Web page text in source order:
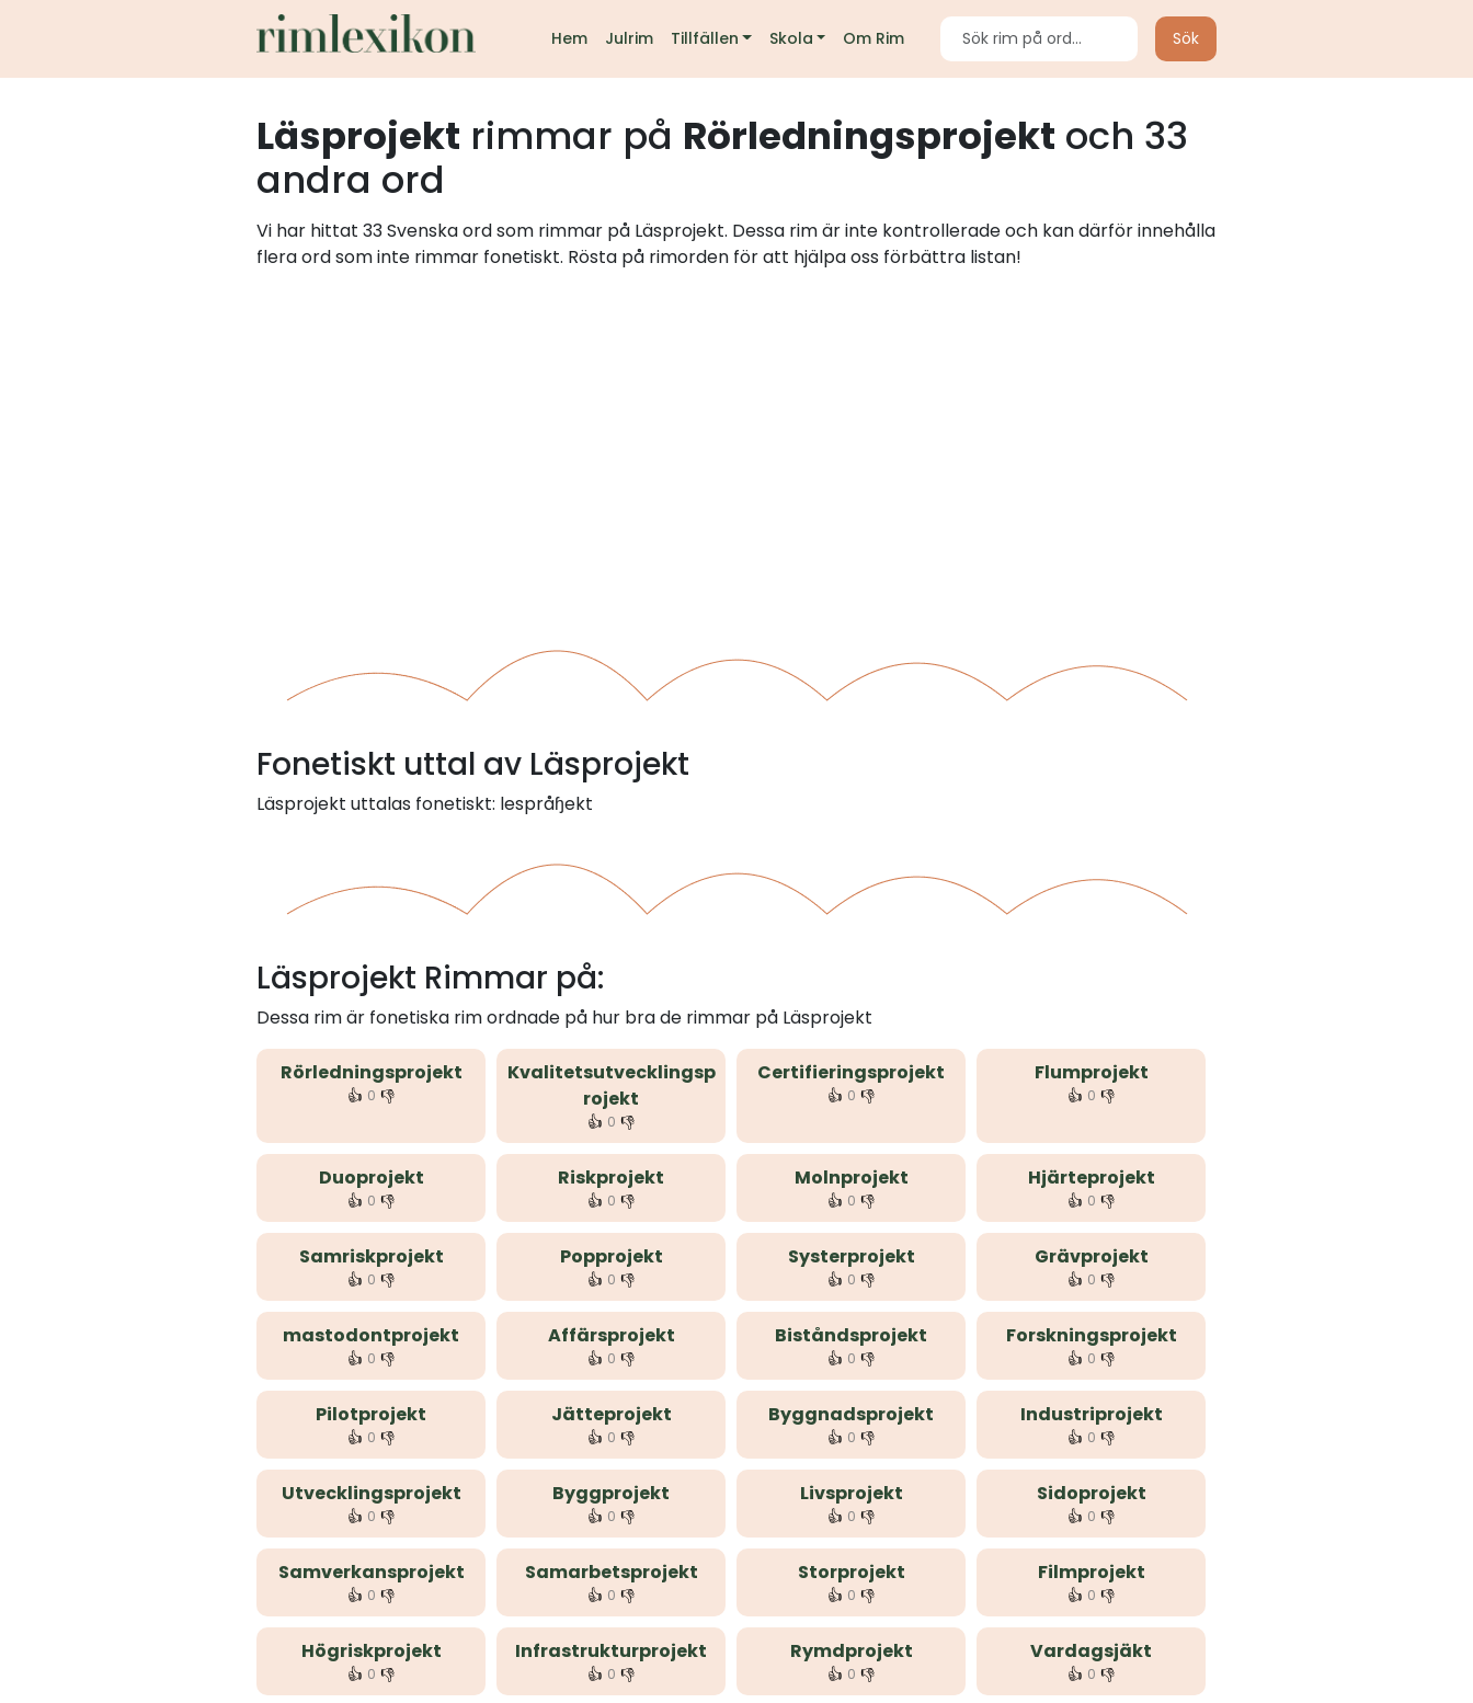
Hem Julrim Tillfällen Skola Om Rim Sök
Läsprojekt rimmar på Rörledningsprojekt och 33
andra ord
Vi har hittat 33 Svenska ord som rimmar på Läsprojekt. Dessa rim är inte kontrollerade och kan därför innehålla
flera ord som inte rimmar fonetiskt. Rösta på rimorden för att hjälpa oss förbättra listan!
Fonetiskt uttal av Läsprojekt
Läsprojekt uttalas fonetiskt: lespråɧekt
Läsprojekt Rimmar på:
Dessa rim är fonetiska rim ordnade på hur bra de rimmar på Läsprojekt
Rörledningsprojekt
👍 0 👎
Kvalitetsutvecklingsp
rojekt
👍 0 👎
Certifieringsprojekt
👍 0 👎
Flumprojekt
👍 0 👎
Duoprojekt
👍 0 👎
Riskprojekt
👍 0 👎
Molnprojekt
👍 0 👎
Hjärteprojekt
👍 0 👎
Samriskprojekt
👍 0 👎
Popprojekt
👍 0 👎
Systerprojekt
👍 0 👎
Grävprojekt
👍 0 👎
mastodontprojekt
👍 0 👎
Affärsprojekt
👍 0 👎
Biståndsprojekt
👍 0 👎
Forskningsprojekt
👍 0 👎
Pilotprojekt
👍 0 👎
Jätteprojekt
👍 0 👎
Byggnadsprojekt
👍 0 👎
Industriprojekt
👍 0 👎
Utvecklingsprojekt
👍 0 👎
Byggprojekt
👍 0 👎
Livsprojekt
👍 0 👎
Sidoprojekt
👍 0 👎
Samverkansprojekt
👍 0 👎
Samarbetsprojekt
👍 0 👎
Storprojekt
👍 0 👎
Filmprojekt
👍 0 👎
Högriskprojekt
👍 0 👎
Infrastrukturprojekt
👍 0 👎
Rymdprojekt
👍 0 👎
Vardagsjäkt
👍 0 👎